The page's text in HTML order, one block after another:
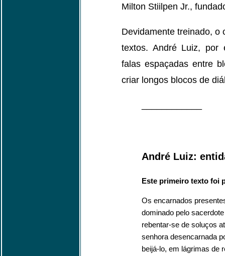
Milton Stiilpen Jr.,
Devidamente treinado, o
textos. André Luiz, por
falas espaçadas entre
criar longos blocos de
André Luiz:
Este primeiro texto foi
Os encarnados
dominado pelo
rebentar-se de soluços
senhora desencarnada
beijá-lo, em lágrimas de